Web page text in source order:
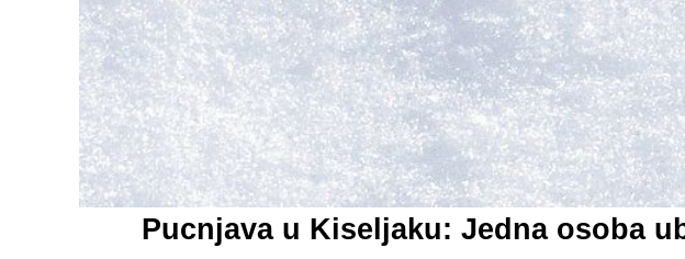
Pucnjava u Kiseljaku: Jedna osoba